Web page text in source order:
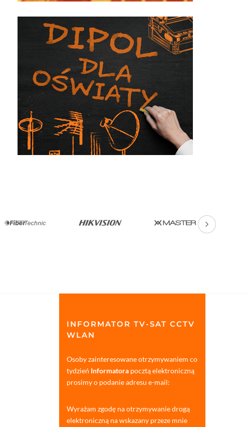
INFORMATOR TV-SAT CCTV
WLAN
Osoby zainteresowane otrzymywaniem co
tydzień Informatorapocztą elektroniczną
prosimy o podanie adresu e-mail:
Wyrażam zgodę na otrzymywanie drogą
elektroniczną na wskazany przeze mnie